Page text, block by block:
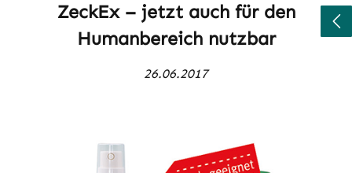
ZeckEx – jetzt auch für den
Humanbereich nutzbar
26.06.2017